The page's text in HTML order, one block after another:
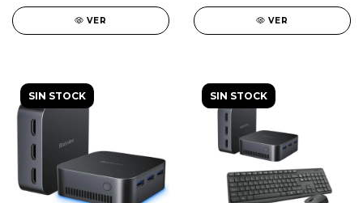
VER VER
SIN STOCK SIN STOCK